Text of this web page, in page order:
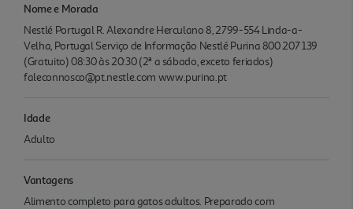
Nome e Morada
Nestlé Portugal R. Alexandre Herculano 8, 2799-554 Linda-a-
Velha, Portugal Serviço de Informação Nestlé Purina 800 207 139
(Gratuito) 08:30 às 20:30 (2ª a sábado, exceto feriados)
faleconnosco@pt.nestle.com www.purina.pt
Idade
Adulto
Vantagens
Alimento completo para gatos adultos. Preparado com